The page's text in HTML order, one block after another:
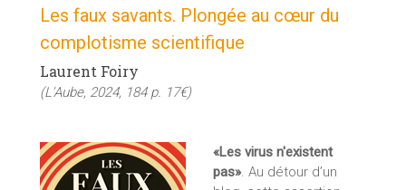
Les faux savants. Plongée au cœur du
complotisme scientifique
Laurent Foiry
(L'Aube, 2024, 184 p. 17€)
«Les virus n'existent
pas». Au détour d’un